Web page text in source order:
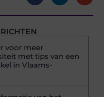
voor meer
met tips van een
in Vlaams-